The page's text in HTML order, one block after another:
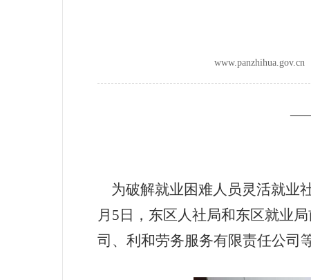
——
为破解就业困难人员灵活就业
月 5 日，东区人社局和东区就业
司、利和劳务服务有限责任公司